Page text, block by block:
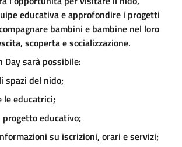
educativa e approfondire i progetti
bambini e bambine nel loro
scoperta e socializzazione.
Day sarà possibile:
spazi del nido;
le educatrici;
progetto educativo;
su iscrizioni, orari e servizi;